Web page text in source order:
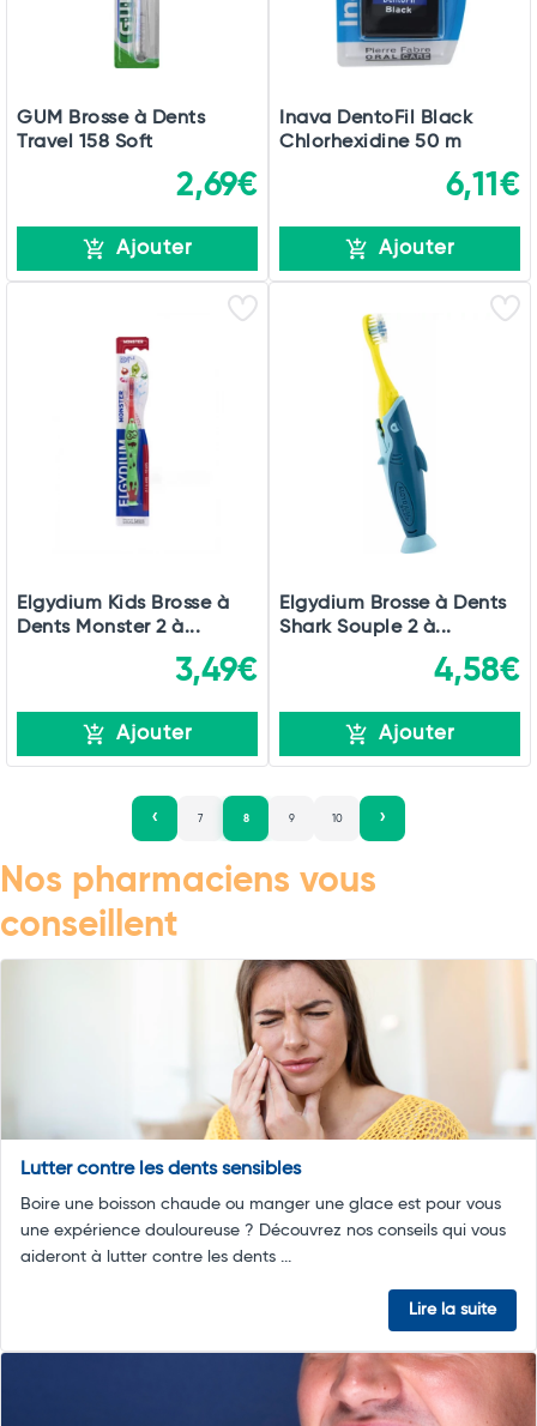
GUM Brosse à Dents
Travel 158 Soft
2,69€
Ajouter
Inava DentoFil Black
Chlorhexidine 50 m
6,11€
Ajouter
Elgydium Kids Brosse à
Dents Monster 2 à...
3,49€
Ajouter
Elgydium Brosse à Dents
Shark Souple 2 à...
4,58€
Ajouter
7 8 9 10
Nos pharmaciens vous
conseillent
Lutter contre les dents sensibles
Boire une boisson chaude ou manger une glace est pour vous
une expérience douloureuse ? Découvrez nos conseils qui vous
aideront à lutter contre les dents ...
Lire la suite